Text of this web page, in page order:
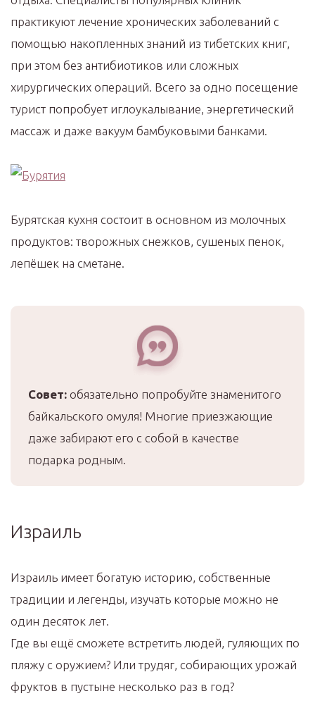
практикуют лечение хронических заболеваний с
помощью накопленных знаний из тибетских книг,
при этом без антибиотиков или сложных
хирургических операций. Всего за одно посещение
турист попробует иглоукалывание, энергетический
массаж и даже вакуум бамбуковыми банками.
Бурятская кухня состоит в основном из молочных
продуктов: творожных снежков, сушеных пенок,
лепёшек на сметане.
Совет: обязательно попробуйте знаменитого
байкальского омуля! Многие приезжающие
даже забирают его с собой в качестве
подарка родным.
Израиль
Израиль имеет богатую историю, собственные
традиции и легенды, изучать которые можно не
один десяток лет.
Где вы ещё сможете встретить людей, гуляющих по
пляжу с оружием? Или трудяг, собирающих урожай
фруктов в пустыне несколько раз в год?